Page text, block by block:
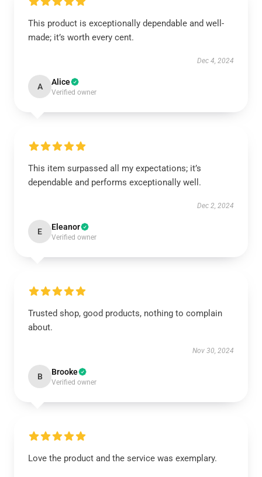
This product is exceptionally dependable and well-
made; it’s worth every cent.
Dec 4, 2024
A Alice
Verified owner
This item surpassed all my expectations; it’s
dependable and performs exceptionally well.
Dec 2, 2024
E Eleanor
Verified owner
Trusted shop, good products, nothing to complain
about.
Nov 30, 2024
B Brooke
Verified owner
Love the product and the service was exemplary.